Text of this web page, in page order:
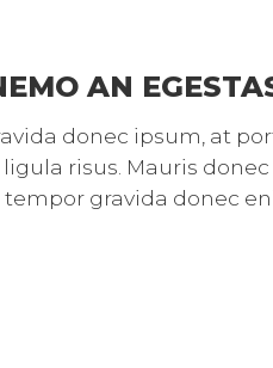
AN
donec ipsum, at
risus. Mauris
gravida donec